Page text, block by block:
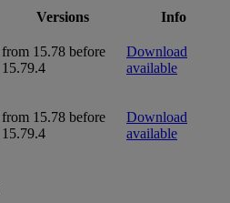
Versions Info
from 15.78 before
15.79.4
Download
available
from 15.78 before
15.79.4
Download
available